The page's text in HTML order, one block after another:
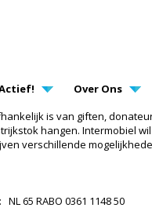
Over Ons
is van giften,
hangen. Intermobiel
verschillende
65 RABO 0361 1148 50